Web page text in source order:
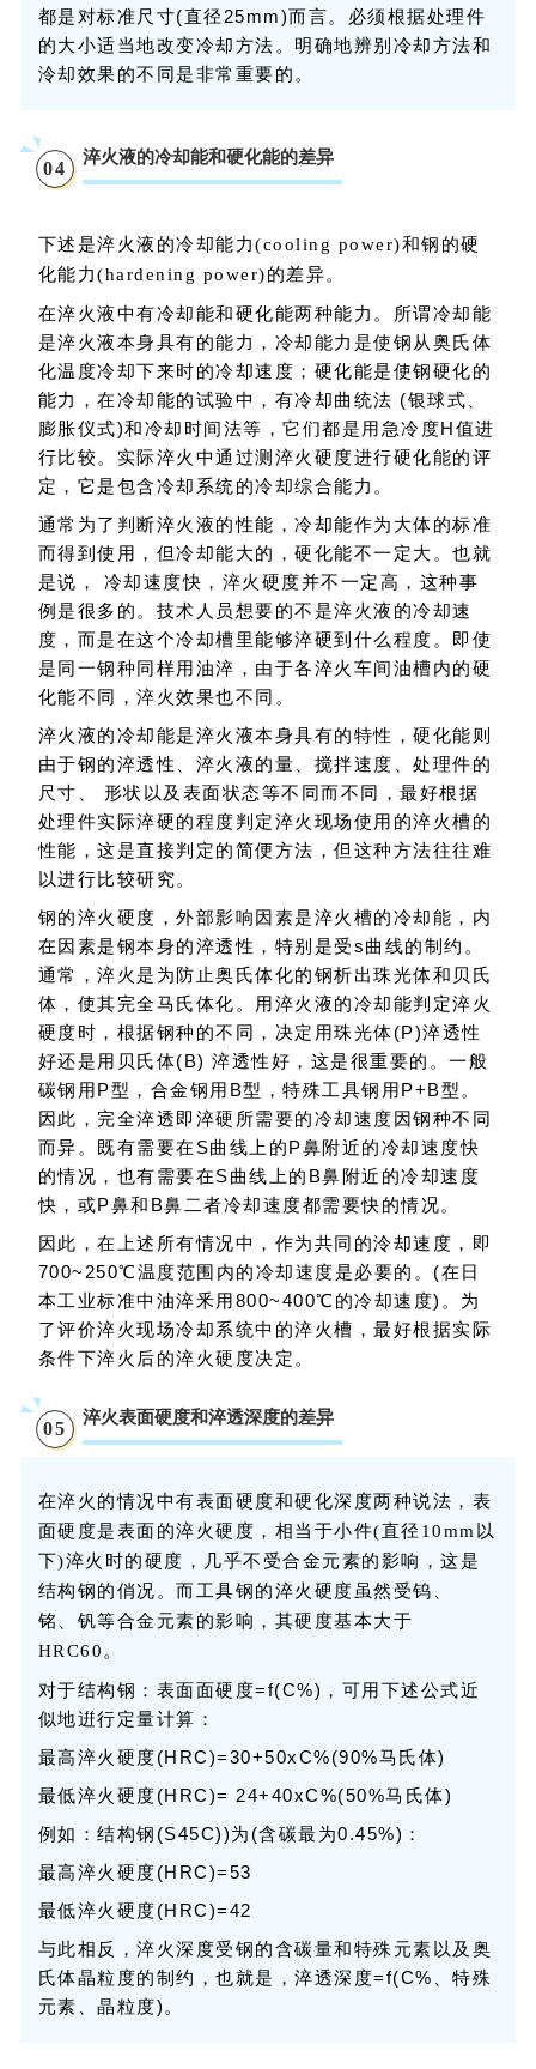
都是对标准尺寸(直径25mm)而言。必须根据处理件
的大小适当地改变冷却方法。明确地辨别冷却方法和
泠却效果的不同是非常重要的。
04
淬火液的冷却能和硬化能的差异
下述是淬火液的冷却能力(cooling power)和钢的硬
化能力(hardening power)的差异。
在淬火液中有冷却能和硬化能两种能力。所谓冷却能
是淬火液本身具有的能力，冷却能力是使钢从奥氏体
化温度冷却下来时的冷却速度；硬化能是使钢硬化的
能力，在冷却能的试验中，有冷却曲统法 (银球式、
膨胀仪式)和冷却时间法等，它们都是用急冷度H值进
行比较。实际淬火中通过测淬火硬度进行硬化能的评
定，它是包含冷却系统的冷却综合能力。
通常为了判断淬火液的性能，冷却能作为大体的标准
而得到使用，但冷却能大的，硬化能不一定大。也就
是说， 冷却速度快，淬火硬度并不一定高，这种事
例是很多的。技术人员想要的不是淬火液的冷却速
度，而是在这个冷却槽里能够淬硬到什么程度。即使
是同一钢种同样用油淬，由于各淬火车间油槽内的硬
化能不同，淬火效果也不同。
淬火液的冷却能是淬火液本身具有的特性，硬化能则
由于钢的淬透性、淬火液的量、搅拌速度、处理件的
尺寸、 形状以及表面状态等不同而不同，最好根据
处理件实际淬硬的程度判定淬火现场使用的淬火槽的
性能，这是直接判定的简便方法，但这种方法往往难
以进行比较研究。
钢的淬火硬度，外部影响因素是淬火槽的冷却能，内
在因素是钢本身的淬透性，特别是受s曲线的制约。
通常，淬火是为防止奥氏体化的钢析出珠光体和贝氏
体，使其完全马氏体化。用淬火液的冷却能判定淬火
硬度时，根据钢种的不同，决定用珠光体(P)淬透性
好还是用贝氏体(B) 淬透性好，这是很重要的。一般
碳钢用P型，合金钢用B型，特殊工具钢用P+B型。
因此，完全淬透即淬硬所需要的冷却速度因钢种不同
而异。既有需要在S曲线上的P鼻附近的冷却速度快
的情况，也有需要在S曲线上的B鼻附近的冷却速度
快，或P鼻和B鼻二者冷却速度都需要快的情况。
因此，在上述所有情况中，作为共同的泠却速度，即
700~250℃温度范围内的冷却速度是必要的。(在日
本工业标准中油淬釆用800~400℃的冷却速度)。为
了评价淬火现场冷却系统中的淬火槽，最好根据实际
条件下淬火后的淬火硬度决定。
05
淬火表面硬度和淬透深度的差异
在淬火的情况中有表面硬度和硬化深度两种说法，表
面硬度是表面的淬火硬度，相当于小件(直径10mm以
下)淬火时的硬度，几乎不受合金元素的影响，这是
结构钢的俏况。而工具钢的淬火硬度虽然受钨、
铭、钒等合金元素的影响，其硬度基本大于
HRC60。
对于结构钢：表面面硬度=f(C%)，可用下述公式近
似地逬行定量计算：
最高淬火硬度(HRC)=30+50xC%(90%马氏体)
最低淬火硬度(HRC)= 24+40xC%(50%马氏体)
例如：结构钢(S45C))为(含碳最为0.45%)：
最高淬火硬度(HRC)=53
最低淬火硬度(HRC)=42
与此相反，淬火深度受钢的含碳量和特殊元素以及奥
氏体晶粒度的制约，也就是，淬透深度=f(C%、特殊
元素、晶粒度)。